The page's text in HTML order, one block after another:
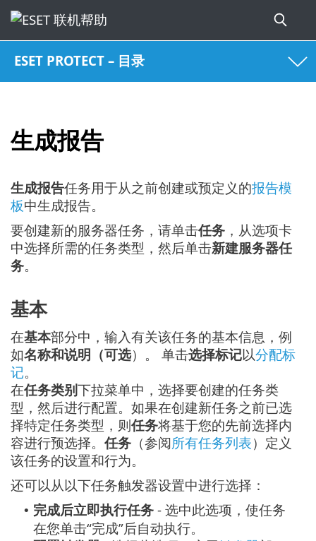
ESET PROTECT – 目录
生成报告
生成报告任务用于从之前创建或预定义的报告模
板中生成报告。
要创建新的服务器任务，请单击任务 ，从选项卡
中选择所需的任务类型，然后单击新建服务器任
务。
基本
在基本部分中，输入有关该任务的基本信息，例
如名称和说明（可选）。 单击选择标记以分配标
记。
在任务类别下拉菜单中，选择要创建的任务类
型，然后进行配置。如果在创建新任务之前已选
择特定任务类型，则任务将基于您的先前选择内
容进行预选择。 任务 （参阅所有任务列表）定义
该任务的设置和行为。
还可以从以下任务触发器设置中进行选择：
• 完成后立即执行任务 - 选中此选项，使任务
在您单击“完成”后自动执行。